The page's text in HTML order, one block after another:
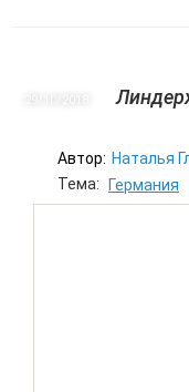
Автор: Наталья
Тема: Германия